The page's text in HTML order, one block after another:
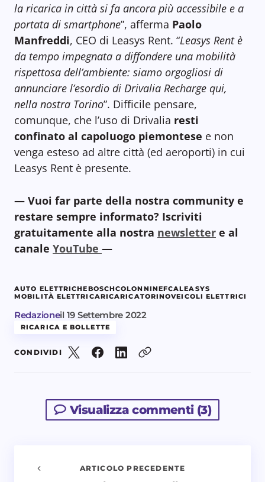
la ricarica in città si fa ancora più accessibile e a
portata di smartphone”, afferma Paolo
Manfreddi, CEO di Leasys Rent. “Leasys Rent è
da tempo impegnata a diffondere una mobilità
rispettosa dell’ambiente: siamo orgogliosi di
annunciare l’esordio di Drivalia Recharge qui,
nella nostra Torino”. Difficile pensare,
comunque, che l’uso di Drivalia resti
confinato al capoluogo piemontese e non
venga esteso ad altre città (ed aeroporti) in cui
Leasys Rent è presente.
— Vuoi far parte della nostra community e
restare sempre informato? Iscriviti
gratuitamente alla nostra newsletter e al
canale YouTube —
AUTO ELETTRICHEBOSCHCOLONNINEFCALEASYS
MOBILITÀ ELETTRICARICARICATORINOVEICOLI ELETTRICI
Redazioneil 19 Settembre 2022
RICARICA E BOLLETTE
CONDIVIDI
Visualizza commenti (3)
ARTICOLO PRECEDENTE